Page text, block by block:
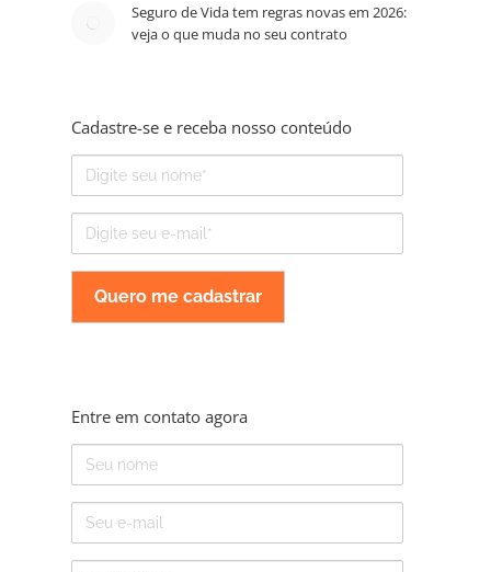
Seguro de Vida tem regras novas em 2026:
veja o que muda no seu contrato
Cadastre-se e receba nosso conteúdo
Nome
mail
Entre em contato agora
Nome
mail